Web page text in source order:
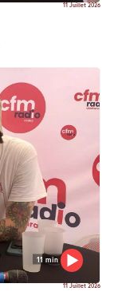
11 Juillet 2026
11 min
11 Juillet 2026